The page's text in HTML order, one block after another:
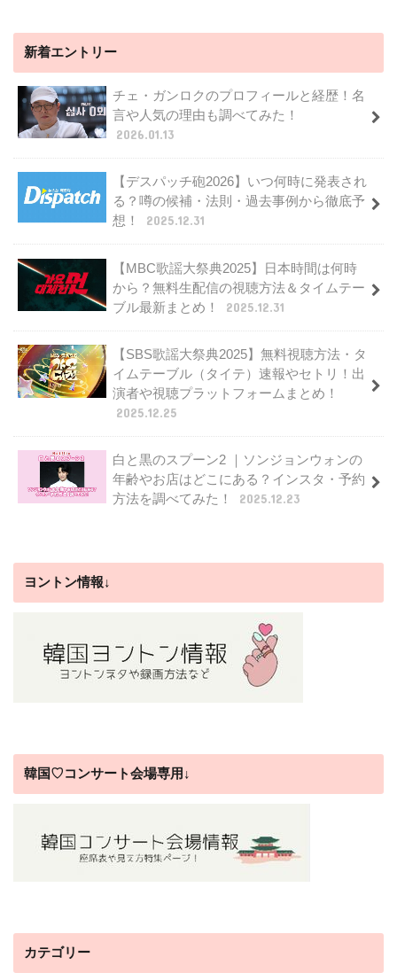
新着エントリー
チェ・ガンロクのプロフィールと経歴！名
言や人気の理由も調べてみた！
2026.01.13
【デスパッチ砲2026】いつ何時に発表され
る？噂の候補・法則・過去事例から徹底予
想！
2025.12.31
【MBC歌謡大祭典2025】日本時間は何時
から？無料生配信の視聴方法＆タイムテー
ブル最新まとめ！
2025.12.31
【SBS歌謡大祭典2025】無料視聴方法・タ
イムテーブル（タイテ）速報やセトリ！出
演者や視聴プラットフォームまとめ！
2025.12.25
白と黒のスプーン2 ｜ソンジョンウォンの
年齢やお店はどこにある？インスタ・予約
方法を調べてみた！
2025.12.23
ヨントン情報↓
韓国♡コンサート会場専用↓
カテゴリー